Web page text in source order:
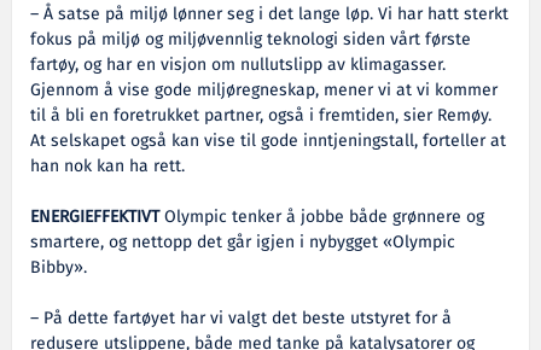
– Å satse på miljø lønner seg i det lange løp. Vi har hatt sterkt
fokus på miljø og miljøvennlig teknologi siden vårt første
fartøy, og har en visjon om nullutslipp av klimagasser.
Gjennom å vise gode miljøregneskap, mener vi at vi kommer
til å bli en foretrukket partner, også i fremtiden, sier Remøy.
At selskapet også kan vise til gode inntjeningstall, forteller at
han nok kan ha rett.
ENERGIEFFEKTIVTOlympic tenker å jobbe både grønnere og
smartere, og nettopp det går igjen i nybygget «Olympic
Bibby».
– På dette fartøyet har vi valgt det beste utstyret for å
redusere utslippene, både med tanke på katalysatorer og